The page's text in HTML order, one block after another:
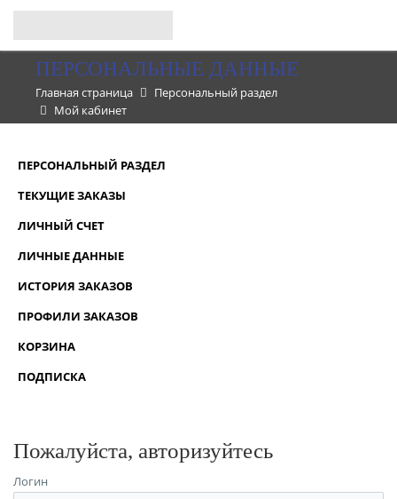
ПЕРСОНАЛЬНЫЕ ДАННЫЕ
Главная страница
Персональный раздел
Мой кабинет
ПЕРСОНАЛЬНЫЙ РАЗДЕЛ
ТЕКУЩИЕ ЗАКАЗЫ
ЛИЧНЫЙ СЧЕТ
ЛИЧНЫЕ ДАННЫЕ
ИСТОРИЯ ЗАКАЗОВ
ПРОФИЛИ ЗАКАЗОВ
КОРЗИНА
ПОДПИСКА
Пожалуйста, авторизуйтесь
Логин